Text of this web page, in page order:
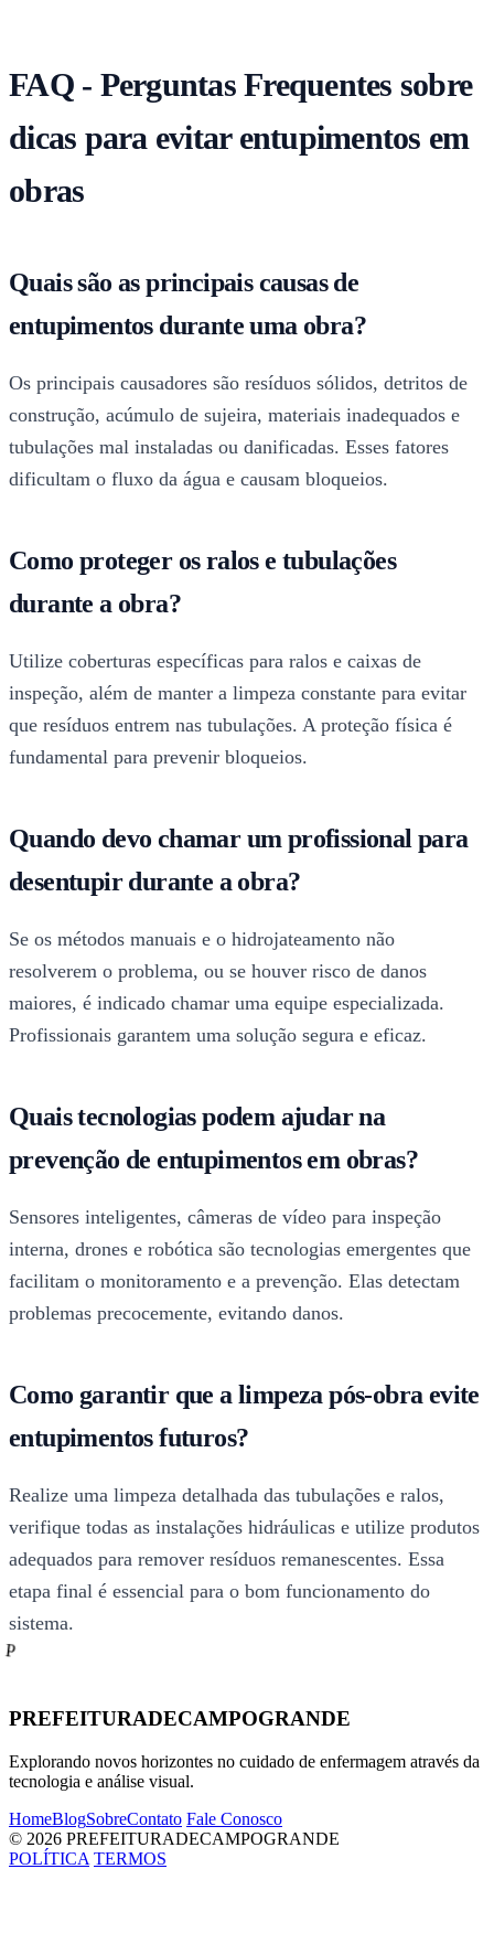
FAQ - Perguntas Frequentes sobre
dicas para evitar entupimentos em
obras
Quais são as principais causas de
entupimentos durante uma obra?
Os principais causadores são resíduos sólidos, detritos de
construção, acúmulo de sujeira, materiais inadequados e
tubulações mal instaladas ou danificadas. Esses fatores
dificultam o fluxo da água e causam bloqueios.
Como proteger os ralos e tubulações
durante a obra?
Utilize coberturas específicas para ralos e caixas de
inspeção, além de manter a limpeza constante para evitar
que resíduos entrem nas tubulações. A proteção física é
fundamental para prevenir bloqueios.
Quando devo chamar um profissional para
desentupir durante a obra?
Se os métodos manuais e o hidrojateamento não
resolverem o problema, ou se houver risco de danos
maiores, é indicado chamar uma equipe especializada.
Profissionais garantem uma solução segura e eficaz.
Quais tecnologias podem ajudar na
prevenção de entupimentos em obras?
Sensores inteligentes, câmeras de vídeo para inspeção
interna, drones e robótica são tecnologias emergentes que
facilitam o monitoramento e a prevenção. Elas detectam
problemas precocemente, evitando danos.
Como garantir que a limpeza pós-obra evite
entupimentos futuros?
Realize uma limpeza detalhada das tubulações e ralos,
verifique todas as instalações hidráulicas e utilize produtos
adequados para remover resíduos remanescentes. Essa
etapa final é essencial para o bom funcionamento do
sistema.
PREFEITURADECAMPOGRANDE
Explorando novos horizontes no cuidado de enfermagem através da
tecnologia e análise visual.
HomeBlogSobreContato Fale Conosco
© 2026 PREFEITURADECAMPOGRANDE
POLÍTICA TERMOS